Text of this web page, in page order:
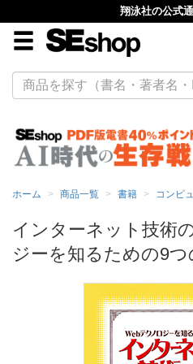
翔泳社の公式
ホーム 商品一覧 書籍 コンピ
インターネット技術
ジーを知るための9つ